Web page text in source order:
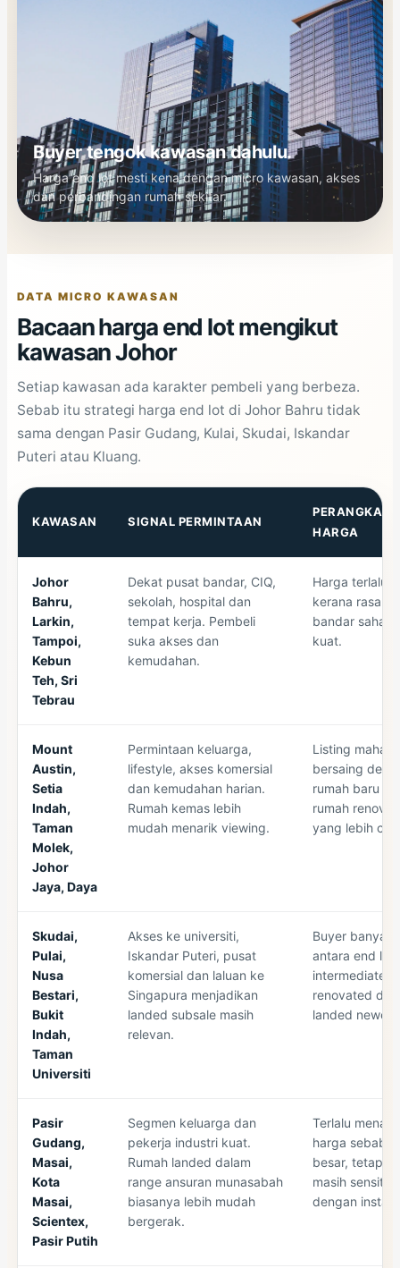
Buyer tengok kawasan dahulu.
Harga end lot mesti kena dengan micro kawasan, akses
dan perbandingan rumah sekitar.
DATA MICRO KAWASAN
Bacaan harga end lot mengikut
kawasan Johor
Setiap kawasan ada karakter pembeli yang berbeza.
Sebab itu strategi harga end lot di Johor Bahru tidak
sama dengan Pasir Gudang, Kulai, Skudai, Iskandar
Puteri atau Kluang.
KAWASAN SIGNAL PERMINTAAN
PERANGKAP
HARGA
Johor
Bahru,
Larkin,
Tampoi,
Kebun
Teh, Sri
Tebrau
Dekat pusat bandar, CIQ,
sekolah, hospital dan
tempat kerja. Pembeli
suka akses dan
kemudahan.
Harga terlalu
kerana rasa
bandar
kuat.
Mount
Austin,
Setia
Indah,
Taman
Molek,
Johor
Jaya, Daya
Permintaan keluarga,
lifestyle, akses komersial
dan kemudahan harian.
Rumah kemas lebih
mudah menarik viewing.
Listing mahal
bersaing
rumah baru
rumah
yang lebih
Skudai,
Pulai,
Nusa
Bestari,
Bukit
Indah,
Taman
Universiti
Akses ke universiti,
Iskandar Puteri, pusat
komersial dan laluan ke
Singapura menjadikan
landed subsale masih
relevan.
Buyer banyak
antara end lot
intermediate
renovated dan
landed newer
Pasir
Gudang,
Masai,
Kota
Masai,
Scientex,
Pasir Putih
Segmen keluarga dan
pekerja industri kuat.
Rumah landed dalam
range ansuran munasabah
biasanya lebih mudah
bergerak.
Terlalu
harga sebab
besar, tetapi
masih sensitif
dengan